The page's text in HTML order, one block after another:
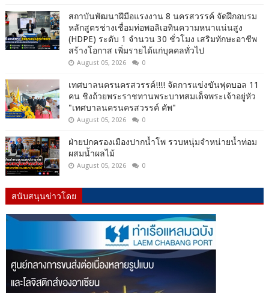
สถาบันพัฒนาฝีมือแรงงาน 8 นครสวรรค์ จัดฝึกอบรม
หลักสูตรช่างเชื่อมท่อพอลิเอทินความหนาแน่นสูง
(HDPE) ระดับ 1 จำนวน 30 ชั่วโมง เสริมทักษะอาชีพ
สร้างโอกาส เพิ่มรายได้แก่บุคคลทั่วไป
August 05, 2026 0
เทศบาลนครนครสวรรค์!!!! จัดการแข่งขันฟุตบอล 11
คน ชิงถ้วยพระราชทานพระบาทสมเด็จพระเจ้าอยู่หัว
"เทศบาลนครนครสวรรค์ คัพ"
August 05, 2026 0
ฝ่ายปกครองเมืองปากน้ำโพ รวบหนุ่มจำหน่ายน้ำท่อม
ผสมน้ำผลไม้
August 05, 2026 0
สนับสนุนข่าวโดย